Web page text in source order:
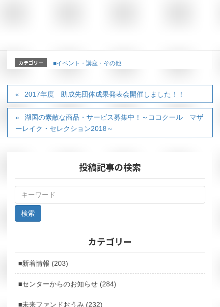
６－８５１８）
カテゴリー ■イベント・講座・その他
2017年度 助成先団体成果発表会開催しました！！
湖国の素敵な商品・サービス募集中！～ココクール マザ
ーレイク・セレクション2018～
投稿記事の検索
カテゴリー
■新着情報 (203)
■センターからのお知らせ (284)
■未来ファンドおうみ (232)